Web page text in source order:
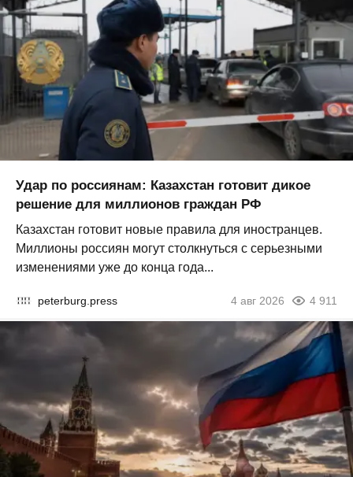
Удар по россиянам: Казахстан готовит дикое
решение для миллионов граждан РФ
Казахстан готовит новые правила для иностранцев.
Миллионы россиян могут столкнуться с серьезными
изменениями уже до конца года...
peterburg.press 4 авг 2026 4 911